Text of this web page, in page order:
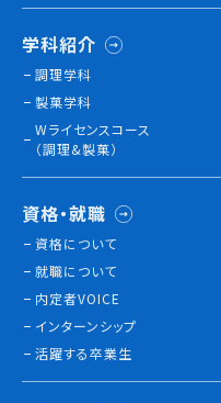
ブログ
アクセス
職員採用情報
情報公開
よくあるご質問
お問い合わせ
学科紹介
調理学科
製菓学科
Wライセンスコース
（調理&製菓）
資格・就職
資格について
就職について
内定者VOICE
インターンシップ
活躍する卒業生